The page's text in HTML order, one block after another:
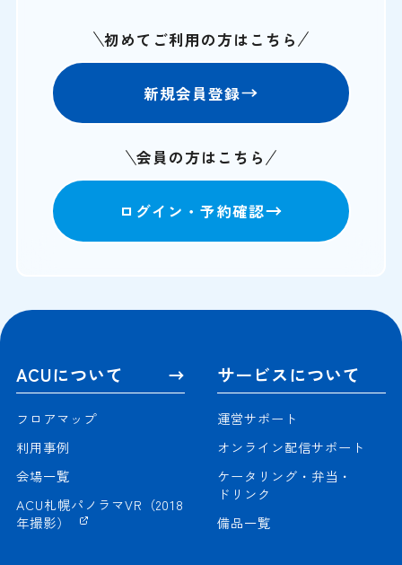
初めてご利用の方はこちら
新規会員登録
会員の方はこちら
ログイン・予約確認
ACUについて
フロアマップ
利用事例
会場一覧
ACU札幌パノラマVR（2018
年撮影）
サービスについて
運営サポート
オンライン配信サポート
ケータリング・弁当・
ドリンク
備品一覧